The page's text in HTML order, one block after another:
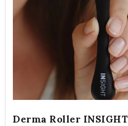
Derma Roller INSIGHT